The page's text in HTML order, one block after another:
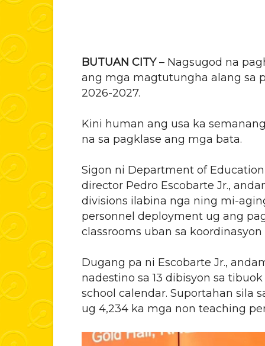
BUTUAN CITY– Nagsugod na
ang mga magtutungha alang sa
2026-2027.
Kini human ang usa ka
na sa pagklase ang mga bata.
Sigon ni Department of
director Pedro Escobarte Jr.,
divisions ilabina nga ning mi-
personnel deployment ug ang
classrooms uban sa
Dugang pa ni Escobarte Jr.,
nadestino sa 13 dibisyon sa
school calendar. Suportahan sila
ug 4,234 ka mga non teaching